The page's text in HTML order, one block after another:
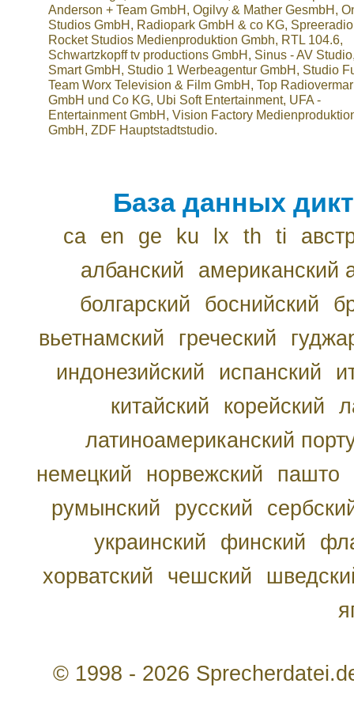
Anderson + Team GmbH, Ogilvy & Mather GesmbH,
Studios GmbH, Radiopark GmbH & co KG,
Rocket Studios Medienproduktion Gmbh, RTL 104.6,
Schwartzkopff tv productions GmbH, Sinus - AV
Smart GmbH, Studio 1 Werbeagentur GmbH, Studio
Team Worx Television & Film GmbH, Top
GmbH und Co KG, Ubi Soft Entertainment, UFA -
Entertainment GmbH, Vision Factory
GmbH, ZDF Hauptstadtstudio.
База данных
ca en ge ku lx th ti
албанский
американский
болгарский
боснийский
вьетнамский
греческий
индонезийский
испанский
китайский
корейский
латиноамериканский
немецкий
норвежский
пашто
румынский
русский
украинский
финский
хорватский
чешский
© 1998 - 2026